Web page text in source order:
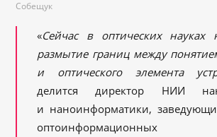
Собещук
«Сейчас в оптических науках
размытие границ между
и оптического элемента
делится директор НИИ
и наноинформатики,
оптоинформационных